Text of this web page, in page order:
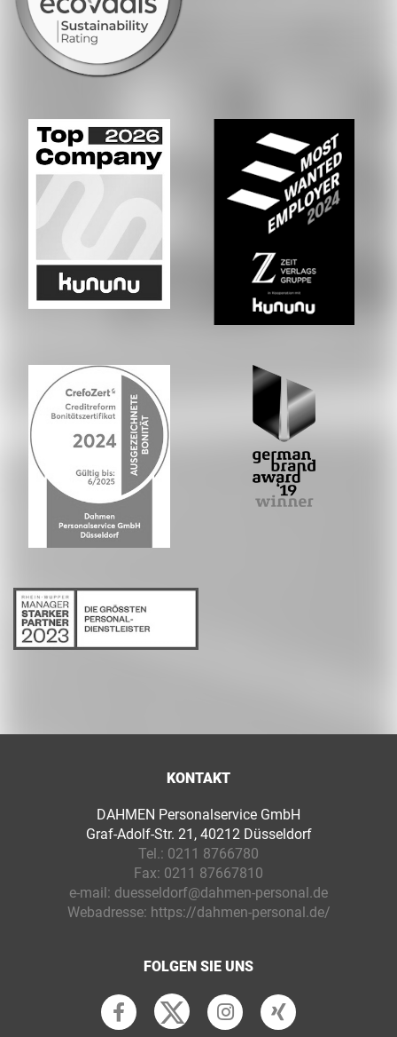
KONTAKT
DAHMEN Personalservice GmbH
Graf-Adolf-Str. 21, 40212 Düsseldorf
Tel.: 0211 8766780
Fax: 0211 87667810
e-mail: duesseldorf@dahmen-personal.de
Webadresse: https://dahmen-personal.de/
FOLGEN SIE UNS